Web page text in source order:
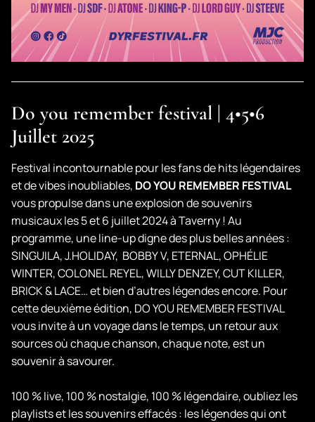
Do you remember festival | 4•5•6
Juillet 2025
Festival incontournable pour les fans de hits légendaires
et de vibes inoubliables, DO YOU REMEMBER FESTIVAL
vous propulse dans une explosion de souvenirs
musicaux les 5 et 6 juillet 2024 à Taverny ! Au
programme, une line-up digne des plus belles années :
SINGUILA, J.HOLIDAY, BOBBY V, ETERNAL, OPHÉLIE
WINTER, COLONEL REYEL, WILLY DENZEY, CUT KILLER,
BRICK & LACE… et bien d’autres légendes encore. Pour
cette deuxième édition, DO YOU REMEMBER FESTIVAL
vous invite à un voyage dans le temps, un retour aux
sources où chaque chanson, chaque note, est un
souvenir à savourer.
100 % live, 100 % nostalgie, 100 % légendaire, oubliez les
playlists et les souvenirs effacés : les légendes qui ont